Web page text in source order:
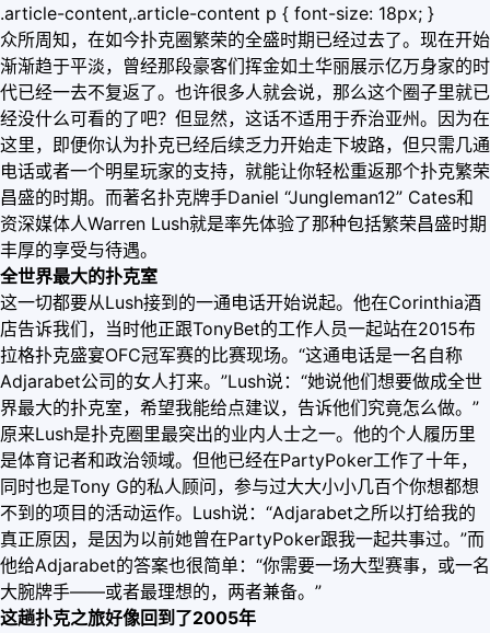
.article-content,.article-content p { font-size: 18px; }
众所周知，在如今扑克圈繁荣的全盛时期已经过去了。现在开始
渐渐趋于平淡，曾经那段豪客们挥金如土华丽展示亿万身家的时
代已经一去不复返了。也许很多人就会说，那么这个圈子里就已
经没什么可看的了吧？但显然，这话不适用于乔治亚州。因为在
这里，即便你认为扑克已经后续乏力开始走下坡路，但只需几通
电话或者一个明星玩家的支持，就能让你轻松重返那个扑克繁荣
昌盛的时期。而著名扑克牌手Daniel “Jungleman12” Cates和
资深媒体人Warren Lush就是率先体验了那种包括繁荣昌盛时期
丰厚的享受与待遇。
全世界最大的扑克室
这一切都要从Lush接到的一通电话开始说起。他在Corinthia酒
店告诉我们，当时他正跟TonyBet的工作人员一起站在2015布
拉格扑克盛宴OFC冠军赛的比赛现场。“这通电话是一名自称
Adjarabet公司的女人打来。”Lush说：“她说他们想要做成全世
界最大的扑克室，希望我能给点建议，告诉他们究竟怎么做。”
原来Lush是扑克圈里最突出的业内人士之一。他的个人履历里
是体育记者和政治领域。但他已经在PartyPoker工作了十年，
同时也是Tony G的私人顾问，参与过大大小小几百个你想都想
不到的项目的活动运作。Lush说：“Adjarabet之所以打给我的
真正原因，是因为以前她曾在PartyPoker跟我一起共事过。”而
他给Adjarabet的答案也很简单：“你需要一场大型赛事，或一名
大腕牌手——或者最理想的，两者兼备。”
这趟扑克之旅好像回到了2005年